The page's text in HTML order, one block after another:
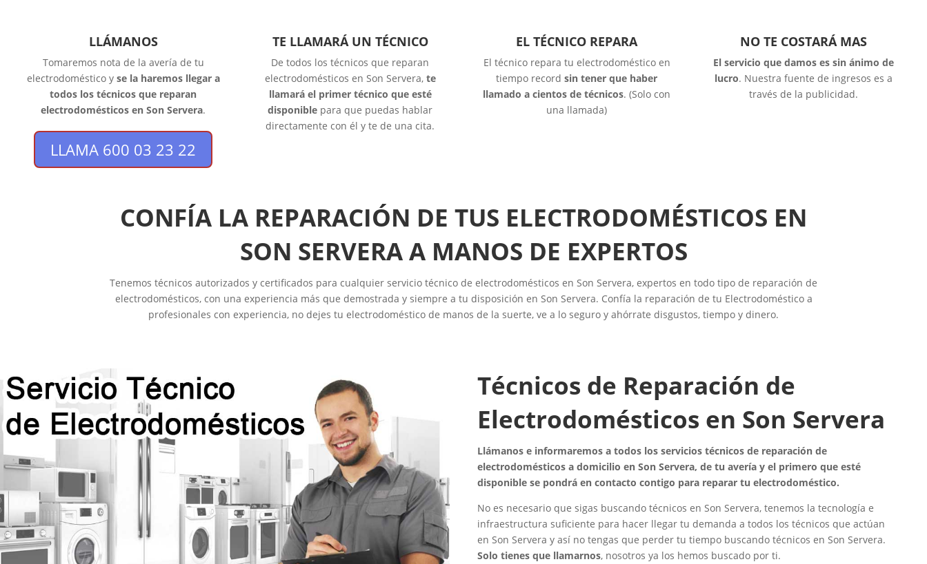
LLÁMANOS
Tomaremos nota de la avería de tu
electrodoméstico y se la haremos llegar a
todos los técnicos que reparan
electrodomésticos en Son Servera.
LLAMA 600 03 23 22
TE LLAMARÁ UN TÉCNICO
De todos los técnicos que reparan
electrodomésticos en Son Servera, te
llamará el primer técnico que esté
disponible para que puedas hablar
directamente con él y te de una cita.
EL TÉCNICO REPARA
El técnico repara tu electrodoméstico en
tiempo recordsin tener que haber
llamado a cientos de técnicos. (Solo con
una llamada)
NO TE COSTARÁ MAS
El servicio que damos es sin ánimo de
lucro. Nuestra fuente de ingresos es a
través de la publicidad.
CONFÍA LA REPARACIÓN DE TUS ELECTRODOMÉSTICOS EN
SON SERVERA A MANOS DE EXPERTOS
Tenemos técnicos autorizados y certificados para cualquier servicio técnico de electrodomésticos en Son Servera, expertos en todo tipo de reparación de
electrodomésticos, con una experiencia más que demostrada y siempre a tu disposición en Son Servera. Confía la reparación de tu Electrodoméstico a
profesionales con experiencia, no dejes tu electrodoméstico de manos de la suerte, ve a lo seguro y ahórrate disgustos, tiempo y dinero.
Técnicos de Reparación de
Electrodomésticos en Son Servera
Llámanos e informaremos a todos los servicios técnicos de reparación de
electrodomésticos a domicilio en Son Servera, de tu avería y el primero que esté
disponible se pondrá en contacto contigo para reparar tu electrodoméstico.
No es necesario que sigas buscando técnicos en Son Servera, tenemos la tecnología e
infraestructura suficiente para hacer llegar tu demanda a todos los técnicos que actúan
en Son Servera y así no tengas que perder tu tiempo buscando técnicos en Son Servera.
Solo tienes que llamarnos, nosotros ya los hemos buscado por ti.